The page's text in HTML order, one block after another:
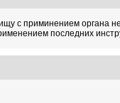
с приминением
последних